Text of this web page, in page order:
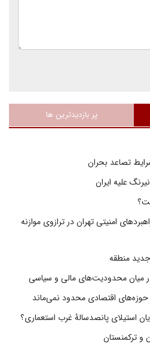
پر بازدیدترین ها
تصاعد بحران
علیه ایران
امنیتی تهران در ترازوی موازنه
منطقه
میان محدودیت‌های مالی و سیاسی
اقتصادی محدود نمی‌ماند
استیلای پانصدسالۀ غرب استعماری؟
و ترکمنستان